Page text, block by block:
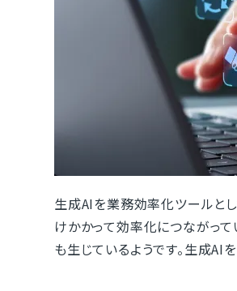
生成AIを業務効率化ツールと
けかかって効率化につながっ
も生じているようです。生成AI